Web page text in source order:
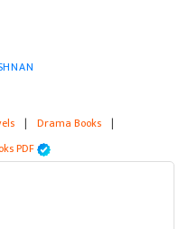
| Drama Books |
PDF